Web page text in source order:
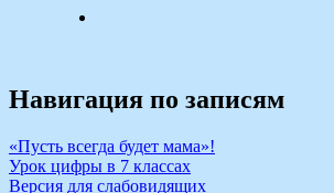
Навигация по записям
«Пусть всегда будет мама»!
Урок цифры в 7 классах
Версия для слабовидящих